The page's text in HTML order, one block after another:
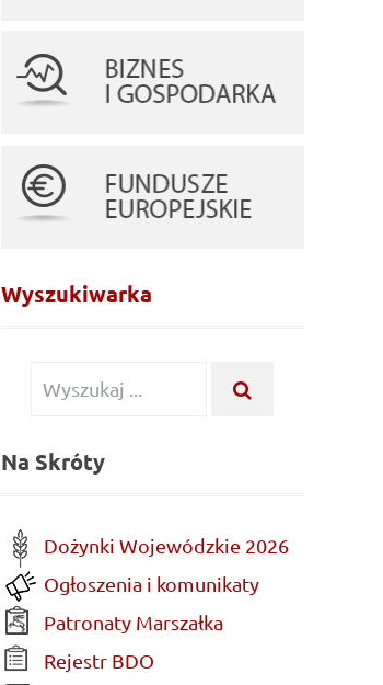
Wyszukiwarka
Wyszukiwanie dla:
Na Skróty
Dożynki Wojewódzkie 2026
Ogłoszenia i komunikaty
Patronaty Marszałka
Rejestr BDO